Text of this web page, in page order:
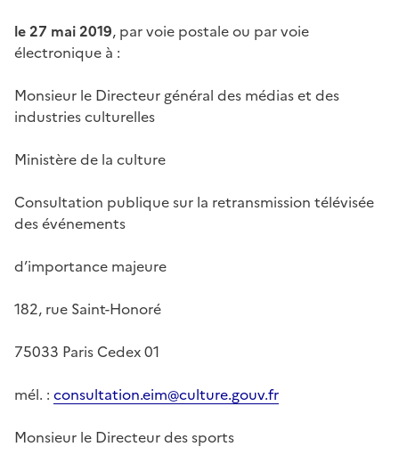
le 27 mai 2019, par voie postale ou par voie
électronique à :
Monsieur le Directeur général des médias et des
industries culturelles
Ministère de la culture
Consultation publique sur la retransmission télévisée
des événements
d’importance majeure
182, rue Saint-Honoré
75033 Paris Cedex 01
mél. : consultation.eim@culture.gouv.fr
Monsieur le Directeur des sports